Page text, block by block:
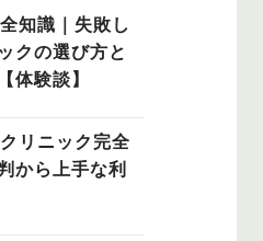
知識｜失敗し
クの選び方と
体験談】
リニック完全
から上手な利